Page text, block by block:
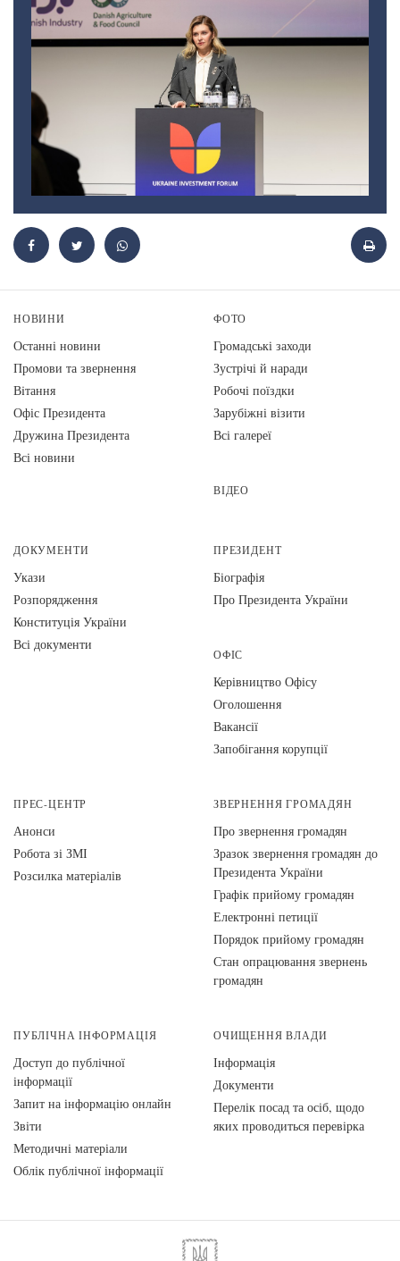
НОВИНИ
Останні новини
Промови та звернення
Вiтання
Офіс Президента
Дружина Президента
Всі новини
ФОТО
Громадські заходи
Зустрічі й наради
Робочі поїздки
Зарубіжні візити
Всі галереї
ВІДЕО
ДОКУМЕНТИ
Укази
Розпорядження
Конституція України
Всі документи
ПРЕЗИДЕНТ
Біографія
Про Президента України
ОФІС
Керівництво Офісу
Оголошення
Вакансії
Запобігання корупції
ПРЕС-ЦЕНТР
Анонси
Робота зі ЗМІ
Розсилка матеріалів
ЗВЕРНЕННЯ ГРОМАДЯН
Про звернення громадян
Зразок звернення громадян до
Президента України
Графік прийому громадян
Електронні петиції
Порядок прийому громадян
Стан опрацювання звернень
громадян
ПУБЛІЧНА ІНФОРМАЦІЯ
Доступ до публічної
інформації
Запит на інформацію онлайн
Звіти
Методичні матеріали
Облік публічної інформації
ОЧИЩЕННЯ ВЛАДИ
Інформація
Документи
Перелік посад та осіб, щодо
яких проводиться перевірка